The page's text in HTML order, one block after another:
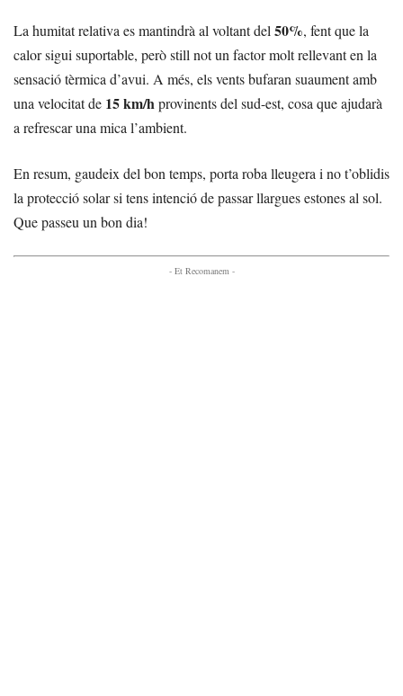
La humitat relativa es mantindrà al voltant del50%, fent que la
calor sigui suportable, però still not un factor molt rellevant en la
sensació tèrmica d’avui. A més, els vents bufaran suaument amb
una velocitat de 15 km/hprovinents del sud-est, cosa que ajudarà
a refrescar una mica l’ambient.
En resum, gaudeix del bon temps, porta roba lleugera i no t’oblidis
la protecció solar si tens intenció de passar llargues estones al sol.
Que passeu un bon dia!
- Et Recomanem -